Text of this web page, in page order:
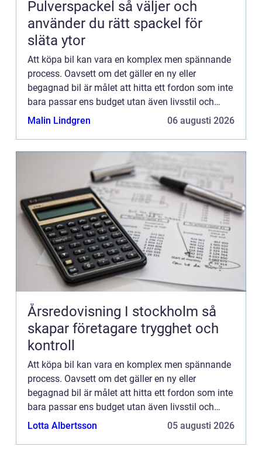
Pulverspackel så väljer och
använder du rätt spackel för
släta ytor
Att köpa bil kan vara en komplex men spännande
process. Oavsett om det gäller en ny eller
begagnad bil är målet att hitta ett fordon som inte
bara passar ens budget utan även livsstil och
behov. I denna artikel guidar v...
Malin Lindgren 06 augusti 2026
Årsredovisning I stockholm så
skapar företagare trygghet och
kontroll
Att köpa bil kan vara en komplex men spännande
process. Oavsett om det gäller en ny eller
begagnad bil är målet att hitta ett fordon som inte
bara passar ens budget utan även livsstil och
behov. I denna artikel guidar v...
Lotta Albertsson 05 augusti 2026